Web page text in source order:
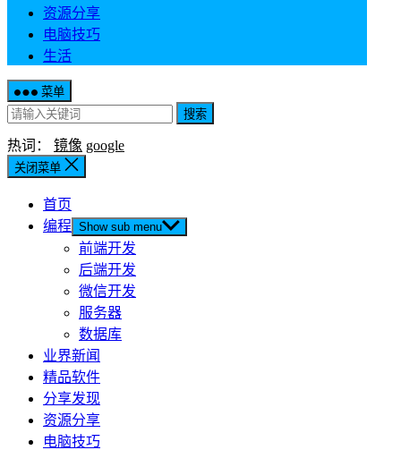
资源分享
电脑技巧
生活
菜单
搜索
热词： 镜像 google
关闭菜单
首页
编程 Show sub menu
前端开发
后端开发
微信开发
服务器
数据库
业界新闻
精品软件
分享发现
资源分享
电脑技巧